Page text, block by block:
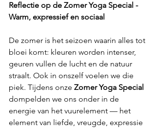
Reflectie op de Zomer Yoga Special -
Warm, expressief en sociaal
De zomer is het seizoen waarin alles tot
bloei komt: kleuren worden intenser,
geuren vullen de lucht en de natuur
straalt. Ook in onszelf voelen we die
piek. Tijdens onze Zomer Yoga Special
dompelden we ons onder in de
energie van het vuurelement — het
element van liefde, vreugde, expressie